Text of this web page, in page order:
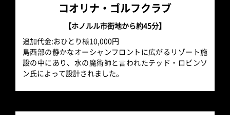
コオリナ・ゴルフクラブ
【ホノルル市街地から約45分】
追加代金:おひとり様10,000円
島西部の静かなオーシャンフロントに広がるリゾート施
設の中にあり、水の魔術師と言われたテッド・ロビンソ
ン氏によって設計されました。